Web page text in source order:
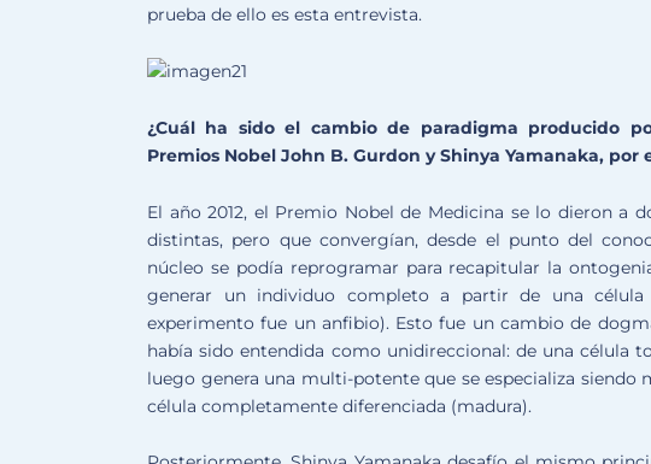
prueba de ello es esta entrevista.
¿Cuál ha sido el cambio de paradigma producido
Premios Nobel John B. Gurdon y Shinya Yamanaka, por
El año 2012, el Premio Nobel de Medicina se lo dieron a
distintas, pero que convergían, desde el punto del
núcleo se podía reprogramar para recapitular la
generar un individuo completo a partir de una
experimento fue un anfibio). Esto fue un cambio de
había sido entendida como unidireccional: de una célula
luego genera una multi-potente que se especializa siendo
célula completamente diferenciada (madura).